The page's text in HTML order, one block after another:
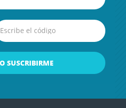
Escribe el código